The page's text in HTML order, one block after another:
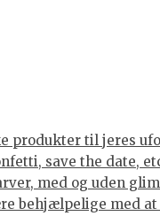
produkter til jeres
save the date,
med og uden
behjælpelige med